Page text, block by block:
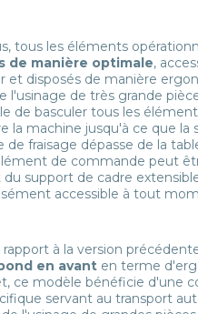
tous les éléments
de manière optimale,
et disposés de manière
l'usinage de très grande
de basculer tous les
la machine jusqu'à ce que la
de fraisage dépasse de la
de commande peut
du support de cadre
accessible à tout
rapport à la version
en avanten terme
ce modèle bénéficie d'une
servant au transport